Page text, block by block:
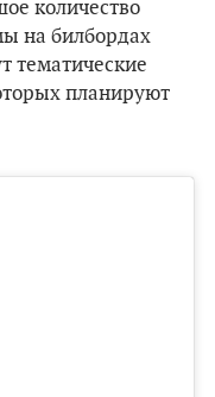
количество
на билбордах
тематические
планируют